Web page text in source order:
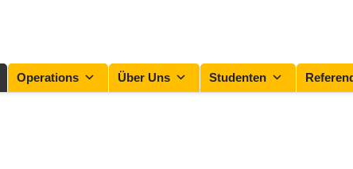
Operations Über Uns Studenten